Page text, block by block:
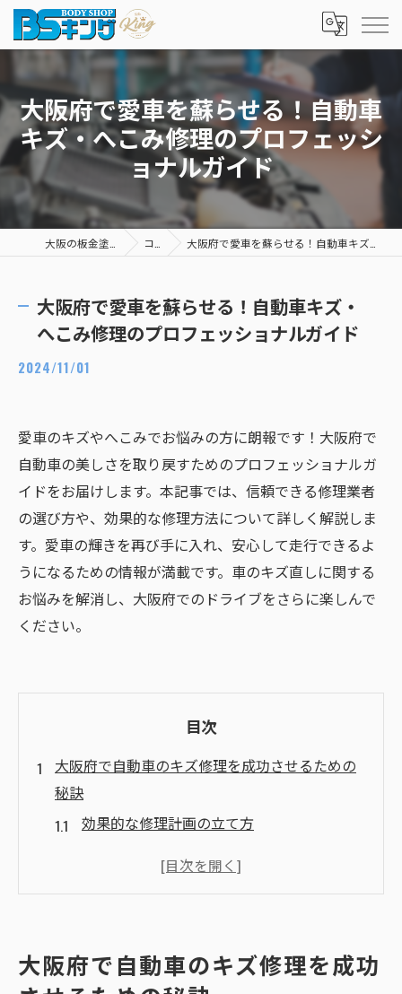
大阪府で愛車を蘇らせる！自動車
キズ・へこみ修理のプロフェッシ
ョナルガイド
コラム 大阪府で愛車を蘇らせる！自動車キズ・へこみ修理のプロフェッショナルガイド
大阪府で愛車を蘇らせる！自動車キズ・
へこみ修理のプロフェッショナルガイド
2024/11/01
愛車のキズやへこみでお悩みの方に朗報です！大阪府で
自動車の美しさを取り戻すためのプロフェッショナルガ
イドをお届けします。本記事では、信頼できる修理業者
の選び方や、効果的な修理方法について詳しく解説しま
す。愛車の輝きを再び手に入れ、安心して走行できるよ
うになるための情報が満載です。車のキズ直しに関する
お悩みを解消し、大阪府でのドライブをさらに楽しんで
ください。
目次
大阪府で自動車のキズ修理を成功させるための
秘訣
効果的な修理計画の立て方
キズ修理に最適なタイミングとは
DIY修理とプロ修理の違い
大阪府で自動車のキズ修理を成功